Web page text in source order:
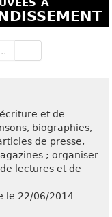
et de
biographies,
de presse,
; organiser
lectures et de
le 22/06/2014 -